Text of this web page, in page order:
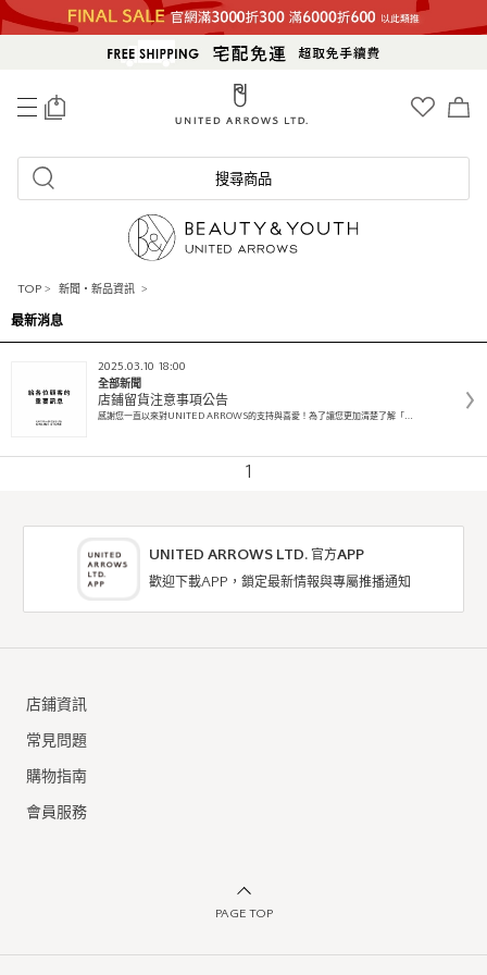
搜尋商品
TOP > 新聞・新品資訊 >
最新消息
2025.03.10 18:00
全部新聞
店鋪留貨注意事項公告
感謝您一直以來對UNITED ARROWS的支持與喜愛！為了讓您更加清楚了解「…
UNITED ARROWS LTD. 官方APP
歡迎下載APP，鎖定最新情報與專屬推播通知
店鋪資訊
常見問題
購物指南
會員服務
PAGE TOP